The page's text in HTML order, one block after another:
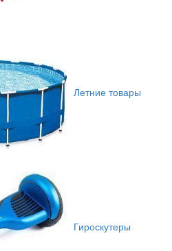
Летние товары
Гироскутеры